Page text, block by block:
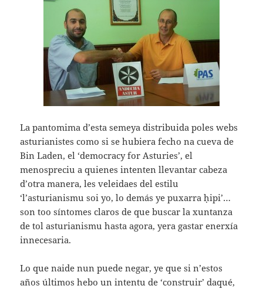
La pantomima d’esta semeya distribuida poles webs
asturianistes como si se hubiera fecho na cueva de
Bin Laden, el ‘democracy for Asturies’, el
menospreciu a quienes intenten llevantar cabeza
d’otra manera, les veleidaes del estilu
‘l’asturianismu soi yo, lo demás ye puxarra ḥipi’…
son too síntomes claros de que buscar la xuntanza
de tol asturianismu hasta agora, yera gastar enerxía
innecesaria.
Lo que naide nun puede negar, ye que si n’estos
años últimos hebo un intentu de ‘construir’ daqué,